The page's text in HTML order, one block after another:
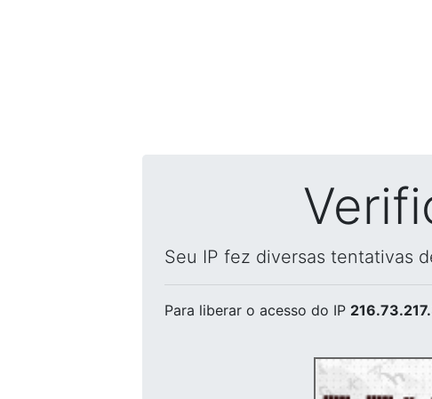
Seu IP fez diversas tentativas
Para liberar o acesso do IP